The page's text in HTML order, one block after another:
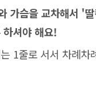
가슴을 교차해서 '
셔야 해요!
1줄로 서서 차례차